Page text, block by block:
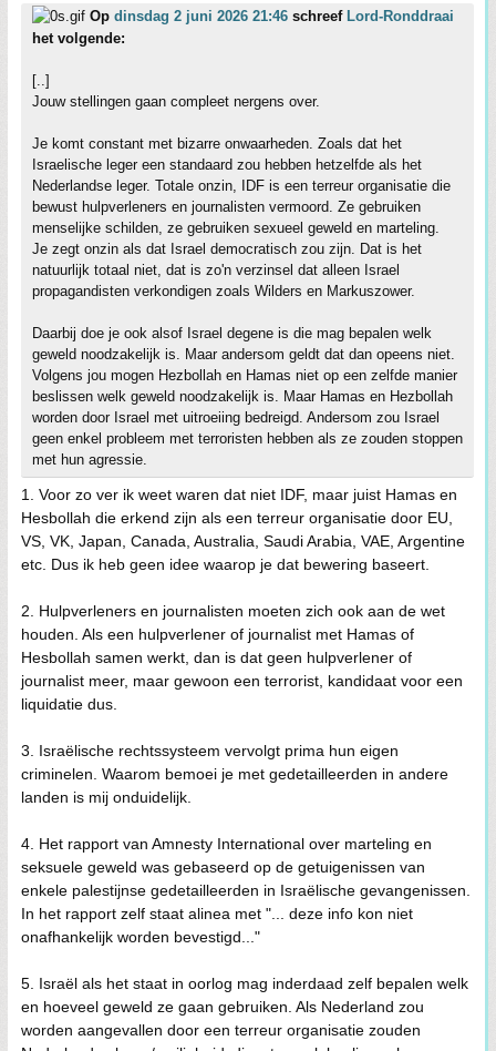
Op dinsdag 2 juni 2026 21:46 schreef Lord-Ronddraai
het volgende:
[..]
Jouw stellingen gaan compleet nergens over.
Je komt constant met bizarre onwaarheden. Zoals dat het
Israelische leger een standaard zou hebben hetzelfde als het
Nederlandse leger. Totale onzin, IDF is een terreur organisatie die
bewust hulpverleners en journalisten vermoord. Ze gebruiken
menselijke schilden, ze gebruiken sexueel geweld en marteling.
Je zegt onzin als dat Israel democratisch zou zijn. Dat is het
natuurlijk totaal niet, dat is zo'n verzinsel dat alleen Israel
propagandisten verkondigen zoals Wilders en Markuszower.
Daarbij doe je ook alsof Israel degene is die mag bepalen welk
geweld noodzakelijk is. Maar andersom geldt dat dan opeens niet.
Volgens jou mogen Hezbollah en Hamas niet op een zelfde manier
beslissen welk geweld noodzakelijk is. Maar Hamas en Hezbollah
worden door Israel met uitroeiing bedreigd. Andersom zou Israel
geen enkel probleem met terroristen hebben als ze zouden stoppen
met hun agressie.
1. Voor zo ver ik weet waren dat niet IDF, maar juist Hamas en
Hesbollah die erkend zijn als een terreur organisatie door EU,
VS, VK, Japan, Canada, Australia, Saudi Arabia, VAE, Argentine
etc. Dus ik heb geen idee waarop je dat bewering baseert.
2. Hulpverleners en journalisten moeten zich ook aan de wet
houden. Als een hulpverlener of journalist met Hamas of
Hesbollah samen werkt, dan is dat geen hulpverlener of
journalist meer, maar gewoon een terrorist, kandidaat voor een
liquidatie dus.
3. Israëlische rechtssysteem vervolgt prima hun eigen
criminelen. Waarom bemoei je met gedetailleerden in andere
landen is mij onduidelijk.
4. Het rapport van Amnesty International over marteling en
seksuele geweld was gebaseerd op de getuigenissen van
enkele palestijnse gedetailleerden in Israëlische gevangenissen.
In het rapport zelf staat alinea met "... deze info kon niet
onafhankelijk worden bevestigd..."
5. Israël als het staat in oorlog mag inderdaad zelf bepalen welk
en hoeveel geweld ze gaan gebruiken. Als Nederland zou
worden aangevallen door een terreur organisatie zouden